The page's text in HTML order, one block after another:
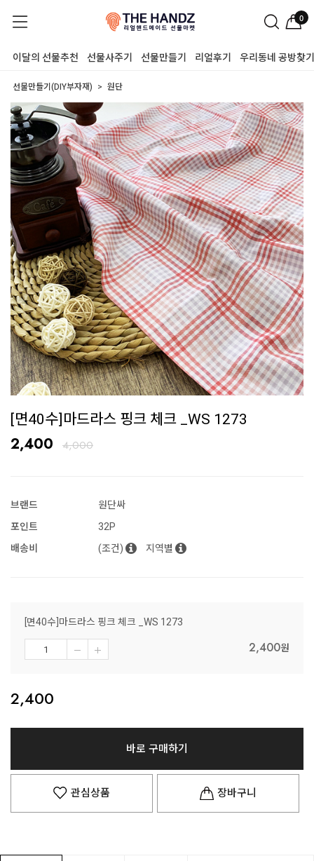
0
이달의 선물추천 선물사주기 선물만들기 리얼후기 우리동네 공방찾기
선물만들기(DIY부자재) 원단
[면40수]마드라스 핑크 체크 _WS 1273
2,400 4,000
브랜드
원단싸
포인트
32P
배송비
(조건) 지역별
[면40수]마드라스 핑크 체크 _WS 1273
2,400원
2,400
바로 구매하기
관심상품 장바구니